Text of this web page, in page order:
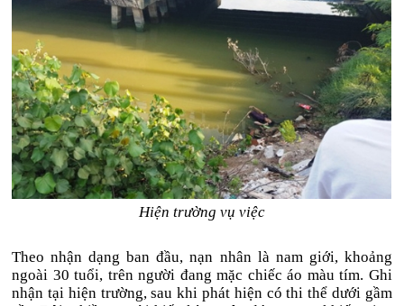
Hiện trường vụ việc
Theo nhận dạng ban đầu, nạn nhân là nam giới, khoảng
ngoài 30 tuổi, trên người đang mặc chiếc áo màu tím. Ghi
nhận tại hiện trường, sau khi phát hiện có thi thể dưới gầm